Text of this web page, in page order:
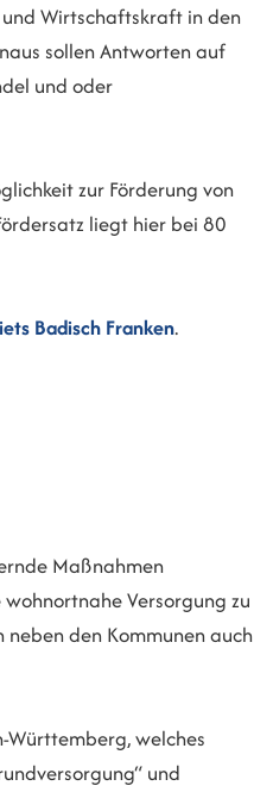
und Wirtschaftskraft in den
sollen Antworten auf
und oder
zur Förderung von
liegt hier bei 80
Badisch Franken.
Maßnahmen
Versorgung zu
den Kommunen auch
welches
und